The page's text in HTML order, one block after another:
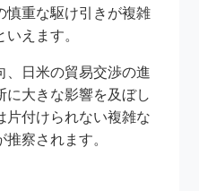
慎重な駆け引きが複雑
えます。
、日米の貿易交渉の進
に大きな影響を及ぼし
片付けられない複雑な
察されます。